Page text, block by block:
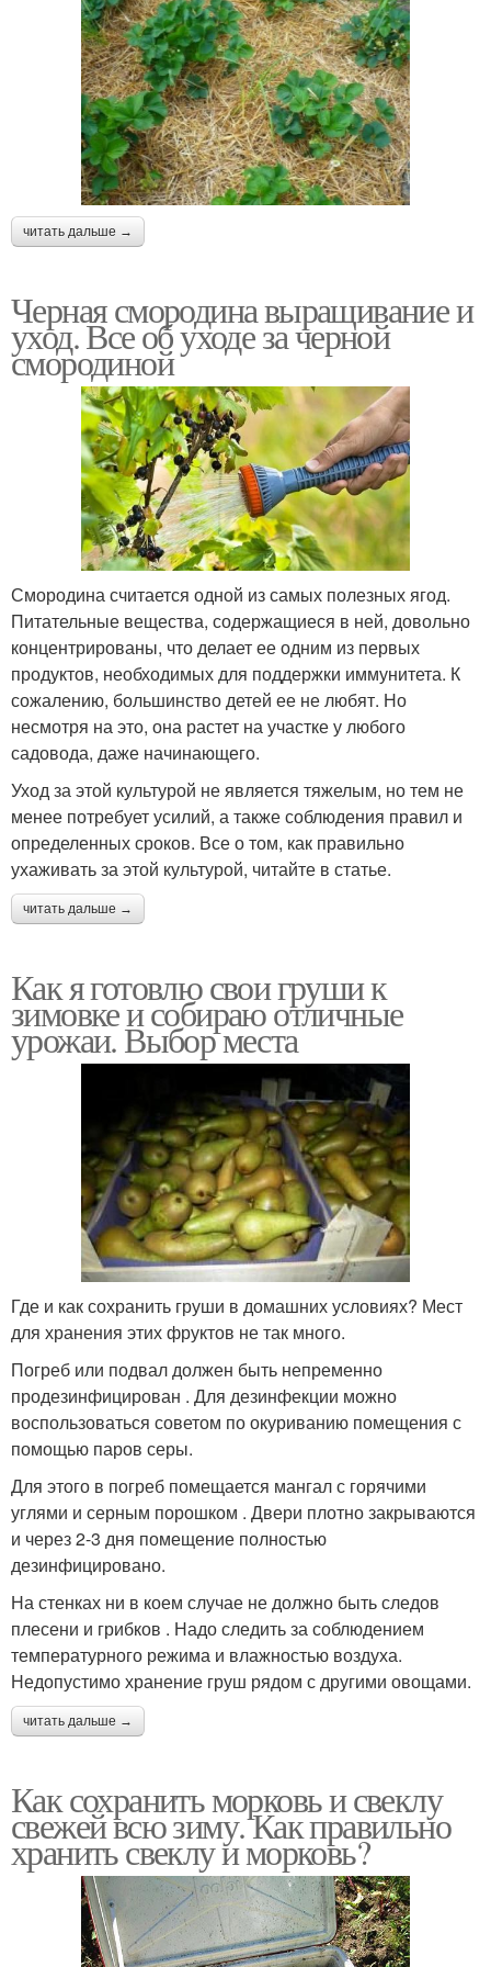
читать дальше →
Черная смородина выращивание и
уход. Все об уходе за черной
смородиной
Смородина считается одной из самых полезных ягод.
Питательные вещества, содержащиеся в ней, довольно
концентрированы, что делает ее одним из первых
продуктов, необходимых для поддержки иммунитета. К
сожалению, большинство детей ее не любят. Но
несмотря на это, она растет на участке у любого
садовода, даже начинающего.
Уход за этой культурой не является тяжелым, но тем не
менее потребует усилий, а также соблюдения правил и
определенных сроков. Все о том, как правильно
ухаживать за этой культурой, читайте в статье.
читать дальше →
Как я готовлю свои груши к
зимовке и собираю отличные
урожаи. Выбор места
Где и как сохранить груши в домашних условиях? Мест
для хранения этих фруктов не так много.
Погреб или подвал должен быть непременно
продезинфицирован . Для дезинфекции можно
воспользоваться советом по окуриванию помещения с
помощью паров серы.
Для этого в погреб помещается мангал с горячими
углями и серным порошком . Двери плотно закрываются
и через 2-3 дня помещение полностью
дезинфицировано.
На стенках ни в коем случае не должно быть следов
плесени и грибков . Надо следить за соблюдением
температурного режима и влажностью воздуха.
Недопустимо хранение груш рядом с другими овощами.
читать дальше →
Как сохранить морковь и свеклу
свежей всю зиму. Как правильно
хранить свеклу и морковь?